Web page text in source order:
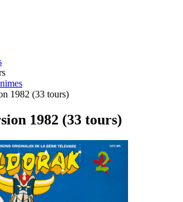
1982 (33 tours)
1982 (33 tours)